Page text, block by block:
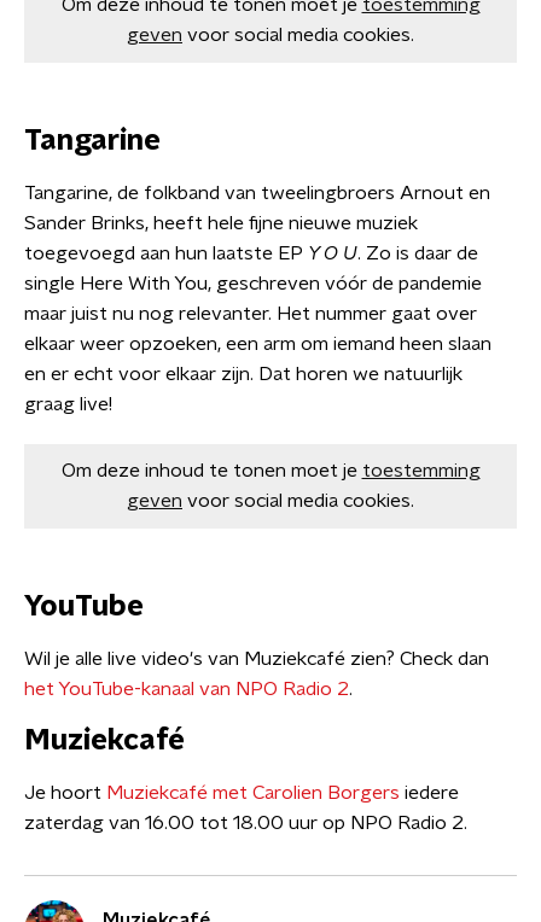
Om deze inhoud te tonen moet je toestemming
geven voor social media cookies.
Tangarine
Tangarine, de folkband van tweelingbroers Arnout en
Sander Brinks, heeft hele fijne nieuwe muziek
toegevoegd aan hun laatste EP Y O U. Zo is daar de
single Here With You, geschreven vóór de pandemie
maar juist nu nog relevanter. Het nummer gaat over
elkaar weer opzoeken, een arm om iemand heen slaan
en er echt voor elkaar zijn. Dat horen we natuurlijk
graag live!
Om deze inhoud te tonen moet je toestemming
geven voor social media cookies.
YouTube
Wil je alle live video's van Muziekcafé zien? Check dan
het YouTube-kanaal van NPO Radio 2.
Muziekcafé
Je hoort Muziekcafé met Carolien Borgers iedere
zaterdag van 16.00 tot 18.00 uur op NPO Radio 2.